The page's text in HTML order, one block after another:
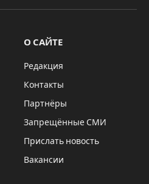
О САЙТЕ
Редакция
Контакты
Партнёры
Запрещённые СМИ
Прислать новость
Вакансии